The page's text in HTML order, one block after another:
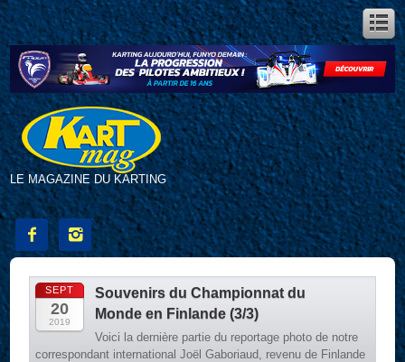
LE MAGAZINE DU KARTING
 
SEPT
20
2019
Souvenirs du Championnat du
Monde en Finlande (3/3)
Voici la dernière partie du reportage photo de notre
correspondant international Joël Gaboriaud, revenu de Finlande